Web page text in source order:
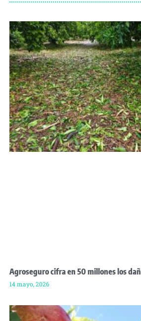
Agroseguro cifra en 50 millones los
14 mayo, 2026